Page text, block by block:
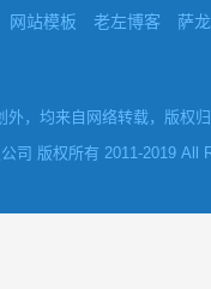
网站模板 老左博客 萨
外，均来自网络转载，版权
司 版权所有 2011-2019